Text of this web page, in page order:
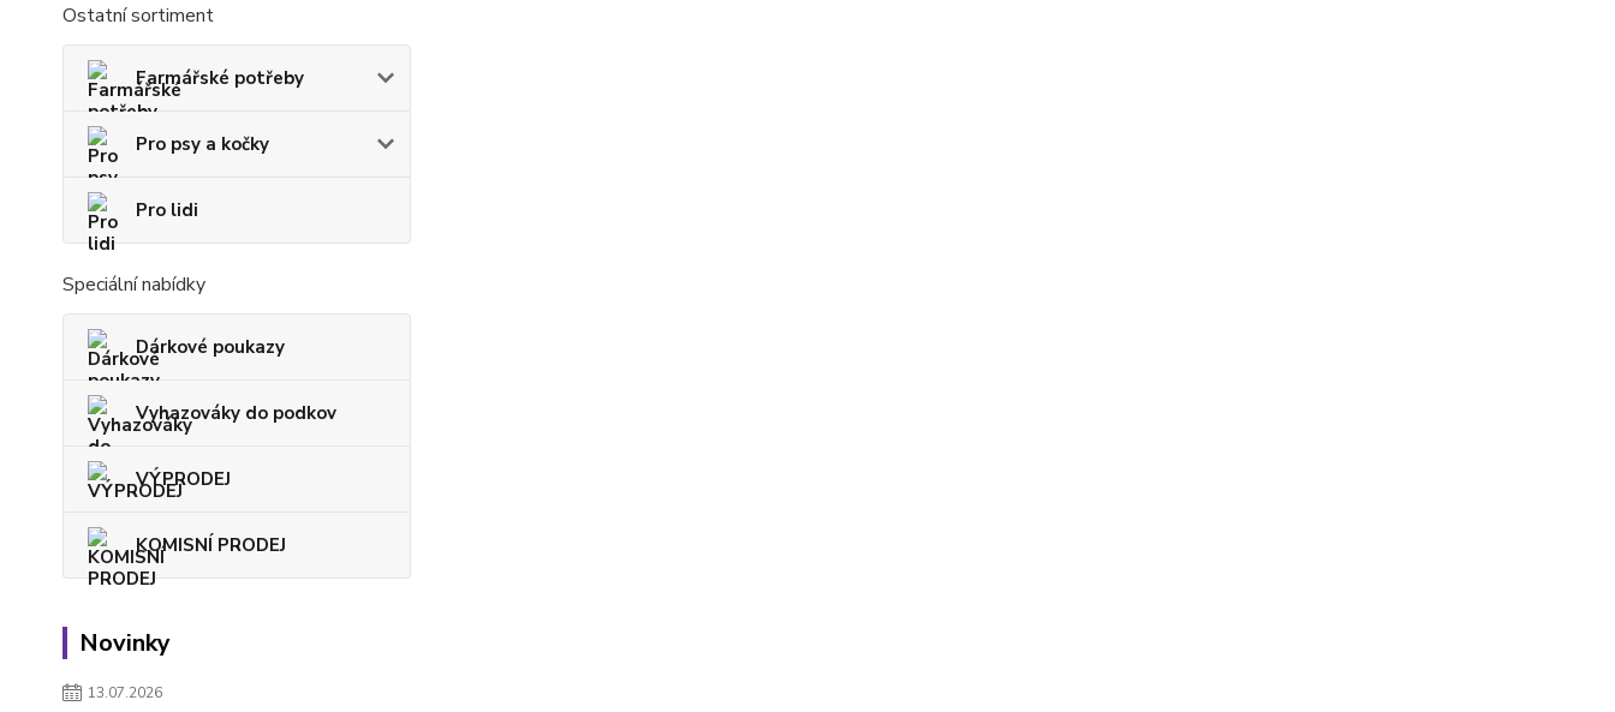
Ostatní sortiment
Farmářské potřeby
Pro psy a kočky
Pro lidi
Speciální nabídky
Dárkové poukazy
Vyhazováky do podkov
VÝPRODEJ
KOMISNÍ PRODEJ
Novinky
13.07.2026